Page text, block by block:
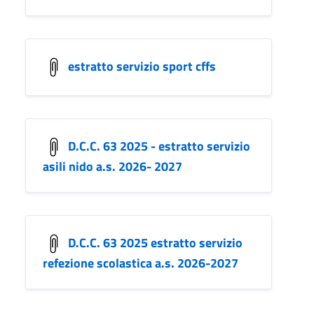
estratto servizio sport cffs
D.C.C. 63 2025 - estratto servizio
asili nido a.s. 2026- 2027
D.C.C. 63 2025 estratto servizio
refezione scolastica a.s. 2026-2027